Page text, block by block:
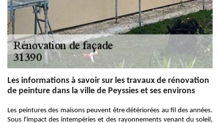
Les informations à savoir sur les travaux de rénovation
de peinture dans la ville de Peyssies et ses environs
Les peintures des maisons peuvent être détériorées au fil des années.
Sous l'impact des intempéries et des rayonnements venant du soleil,